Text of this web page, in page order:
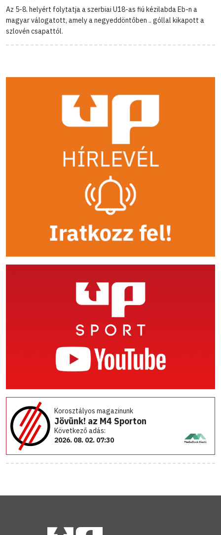
Az 5-8. helyért folytatja a szerbiai U18-as fiú kézilabda Eb-n a
magyar válogatott, amely a negyeddöntőben .. góllal kikapott a
szlovén csapattól.
Korosztályos magazinunk
Jövünk! az M4 Sporton
Következő adás:
2026. 08. 02. 07:30